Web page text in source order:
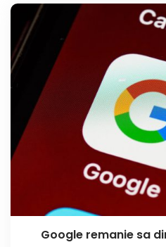
Google remanie sa